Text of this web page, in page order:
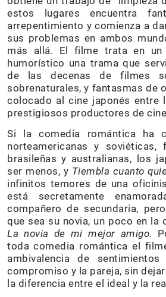
estos lugares encuentra
arrepentimiento y comienza a
sus problemas en ambos
más allá. El filme trata en un
humorístico una trama que
de las decenas de filmes
sobrenaturales, y fantasmas de
colocado al cine japonés entre
prestigiosos productores de
Si la comedia romántica ha
norteamericanas y soviéticas,
brasileñas y australianas, los
ser menos, y Tiembla cuanto
infinitos temores de una
está secretamente
compañero de secundaria,
que sea su novia, un poco en la
La novia de mi mejor amigo.
toda comedia romántica el
ambivalencia de
compromiso y la pareja, sin
la diferencia entre el ideal y la